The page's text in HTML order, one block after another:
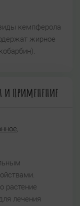
кемпферола
жирное
и применение
,
растение
лечения